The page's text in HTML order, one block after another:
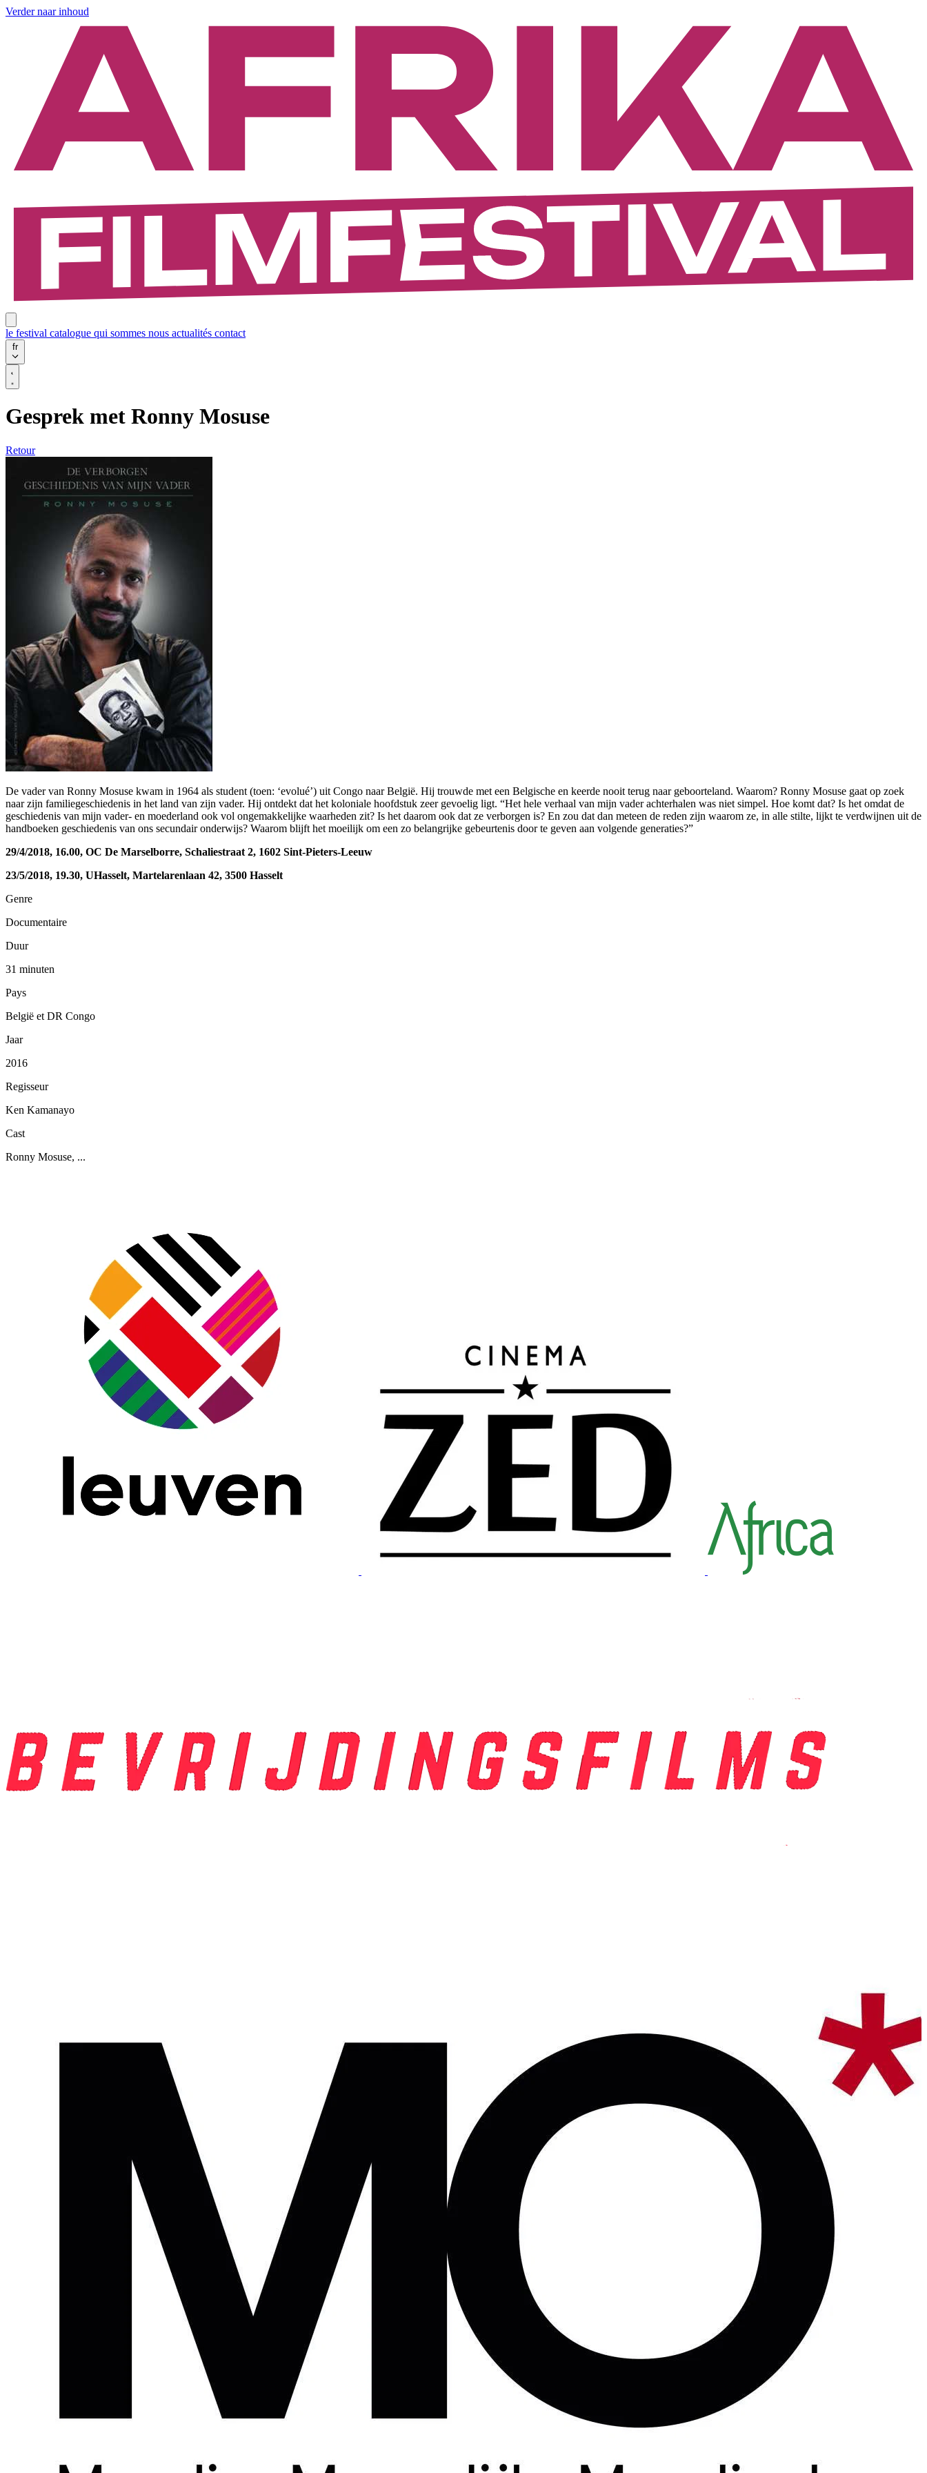
Verder naar inhoud
le festival catalogue qui sommes nous actualités contact
fr
Gesprek met Ronny Mosuse
Retour
De vader van Ronny Mosuse kwam in 1964 als student (toen: ‘evolué’) uit Congo naar België. Hij trouwde met een Belgische en keerde nooit terug naar geboorteland. Waarom? Ronny Mosuse gaat op zoek
naar zijn familiegeschiedenis in het land van zijn vader. Hij ontdekt dat het koloniale hoofdstuk zeer gevoelig ligt. “Het hele verhaal van mijn vader achterhalen was niet simpel. Hoe komt dat? Is het omdat de
geschiedenis van mijn vader- en moederland ook vol ongemakkelijke waarheden zit? Is het daarom ook dat ze verborgen is? En zou dat dan meteen de reden zijn waarom ze, in alle stilte, lijkt te verdwijnen uit de
handboeken geschiedenis van ons secundair onderwijs? Waarom blijft het moeilijk om een zo belangrijke gebeurtenis door te geven aan volgende generaties?”
29/4/2018, 16.00, OC De Marselborre, Schaliestraat 2, 1602 Sint-Pieters-Leeuw
23/5/2018, 19.30, UHasselt, Martelarenlaan 42, 3500 Hasselt
Genre
Documentaire
Duur
31 minuten
Pays
België et DR Congo
Jaar
2016
Regisseur
Ken Kamanayo
Cast
Ronny Mosuse, ...